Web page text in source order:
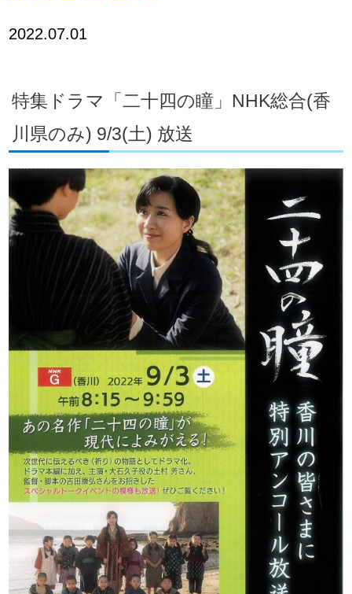
2022.07.01
特集ドラマ「二十四の瞳」NHK総合(香
川県のみ) 9/3(土) 放送